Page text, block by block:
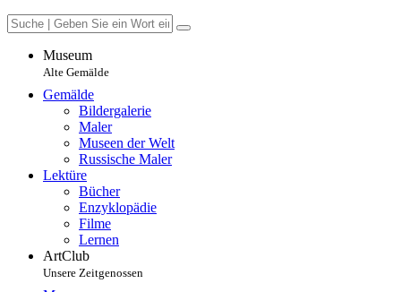
Museum
Alte Gemälde
Gemälde
Bildergalerie
Maler
Museen der Welt
Russische Maler
Lektüre
Bücher
Enzyklopädie
Filme
Lernen
ArtClub
Unsere Zeitgenossen